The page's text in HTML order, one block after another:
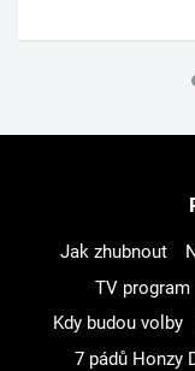
Jak zhubnout
TV program
Kdy budou volby
7 pádů Honzy